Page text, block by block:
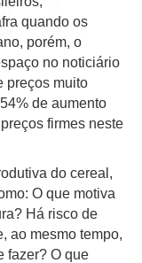
quando os
porém, o
no noticiário
preços muito
de aumento
firmes neste
do cereal,
O que motiva
Há risco de
ao mesmo tempo,
fazer? O que